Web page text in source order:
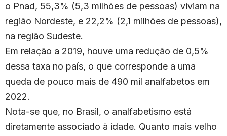
o Pnad, 55,3% (5,3 milhões de pessoas) viviam na
região Nordeste, e 22,2% (2,1 milhões de pessoas),
na região Sudeste.
Em relação a 2019, houve uma redução de 0,5%
dessa taxa no país, o que corresponde a uma
queda de pouco mais de 490 mil analfabetos em
2022.
Nota-se que, no Brasil, o analfabetismo está
diretamente associado à idade. Quanto mais velho